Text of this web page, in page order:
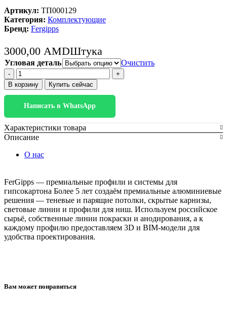
Артикул: ТП000129
Категория: Комплектующие
Бренд: Fergipps
3000,00 AMDШтука
Угловая деталь
Очистить
Количество
товара
Угловая
для
ТП
129
В корзину Купить сейчас
Написать в WhatsApp
Характеристики товара
Описание
О нас
FerGipps — премиальные профили и системы для
гипсокартона Более 5 лет создаём премиальные алюминиевые
решения — теневые и парящие потолки, скрытые карнизы,
световые линии и профили для ниш. Используем российское
сырьё, собственные линии покраски и анодирования, а к
каждому профилю предоставляем 3D и BIM-модели для
удобства проектирования.
Вам может понравиться